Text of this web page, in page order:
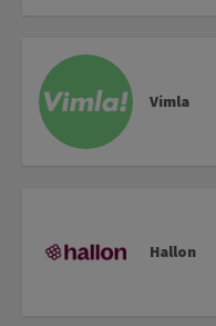
Vimla
Hallon